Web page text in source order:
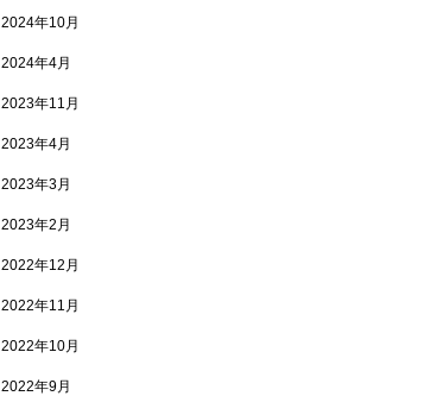
2024年10月
2024年4月
2023年11月
2023年4月
2023年3月
2023年2月
2022年12月
2022年11月
2022年10月
2022年9月